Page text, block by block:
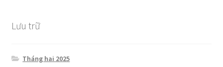
Lưu trữ
Tháng hai 2025